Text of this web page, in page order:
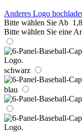
Anderes Logo
Bitte wählen Sie Ab
Bitte wählen Sie eine
schwarz
blau